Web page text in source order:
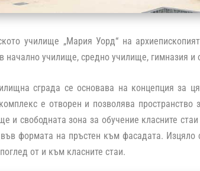
училище „Мария Уорд“ на
начално училище, средно училище, гимназия и
сграда се основава на концепция за
е отворен и позволява пространство
и свободната зона за обучение класните
формата на пръстен към фасадата. Изцяло
от и към класните стаи.